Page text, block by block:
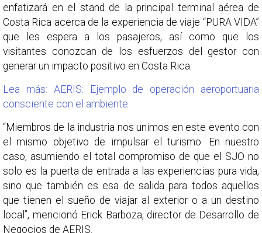
enfatizará en el stand de la principal terminal aérea de
Costa Rica acerca de la experiencia de viaje “PURA VIDA”
que les espera a los pasajeros, así como que los
visitantes conozcan de los esfuerzos del gestor con
generar un impacto positivo en Costa Rica.
Lea más: AERIS: Ejemplo de operación aeroportuaria
consciente con el ambiente
“Miembros de la industria nos unimos en este evento con
el mismo objetivo de impulsar el turismo. En nuestro
caso, asumiendo el total compromiso de que el SJO no
solo es la puerta de entrada a las experiencias pura vida,
sino que también es esa de salida para todos aquellos
que tienen el sueño de viajar al exterior o a un destino
local”, mencionó Erick Barboza, director de Desarrollo de
Negocios de AERIS.